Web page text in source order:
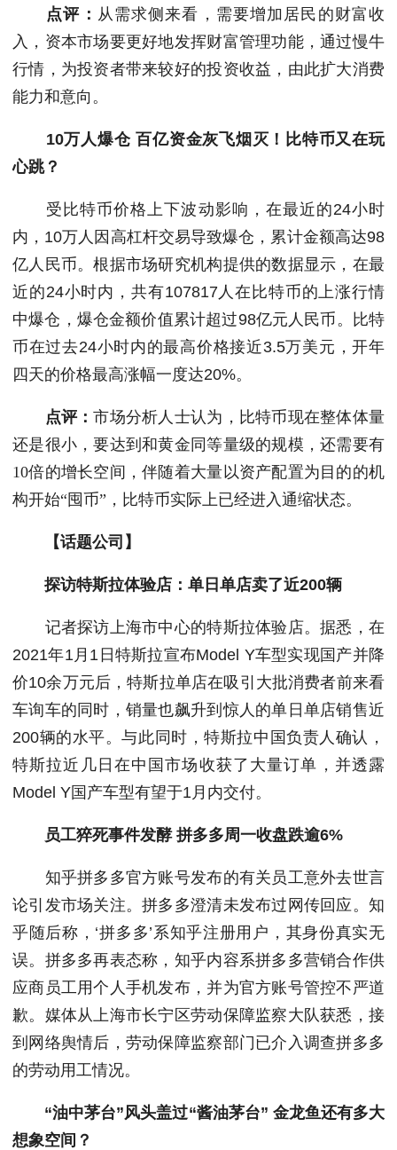
点评： 从需求侧来看，需要增加居民的财富收
入，资本市场要更好地发挥财富管理功能，通过慢牛
行情，为投资者带来较好的投资收益，由此扩大消费
能力和意向。
10万人爆仓 百亿资金灰飞烟灭！比特币又在玩
心跳？
受比特币价格上下波动影响，在最近的24小时
内，10万人因高杠杆交易导致爆仓，累计金额高达98
亿人民币。根据市场研究机构提供的数据显示，在最
近的24小时内，共有107817人在比特币的上涨行情
中爆仓，爆仓金额价值累计超过98亿元人民币。比特
币在过去24小时内的最高价格接近3.5万美元，开年
四天的价格最高涨幅一度达20%。
点评：市场分析人士认为，比特币现在整体体量
还是很小，要达到和黄金同等量级的规模，还需要有
10倍的增长空间，伴随着大量以资产配置为目的的机
构开始“囤币”，比特币实际上已经进入通缩状态。
【话题公司】
探访特斯拉体验店：单日单店卖了近200辆
记者探访上海市中心的特斯拉体验店。据悉，在
2021年1月1日特斯拉宣布Model Y车型实现国产并降
价10余万元后，特斯拉单店在吸引大批消费者前来看
车询车的同时，销量也飙升到惊人的单日单店销售近
200辆的水平。与此同时，特斯拉中国负责人确认，
特斯拉近几日在中国市场收获了大量订单，并透露
Model Y国产车型有望于1月内交付。
员工猝死事件发酵 拼多多周一收盘跌逾6%
知乎拼多多官方账号发布的有关员工意外去世言
论引发市场关注。拼多多澄清未发布过网传回应。知
乎随后称，‘拼多多’系知乎注册用户，其身份真实无
误。拼多多再表态称，知乎内容系拼多多营销合作供
应商员工用个人手机发布，并为官方账号管控不严道
歉。媒体从上海市长宁区劳动保障监察大队获悉，接
到网络舆情后，劳动保障监察部门已介入调查拼多多
的劳动用工情况。
“油中茅台”风头盖过“酱油茅台” 金龙鱼还有多大
想象空间？